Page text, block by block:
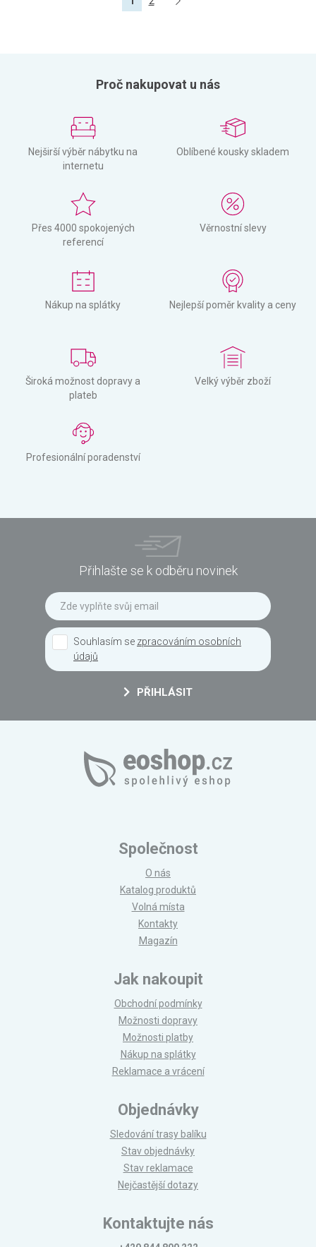
Proč nakupovat u nás
Nejširší výběr nábytku na
internetu
Oblíbené kousky skladem
Přes 4000 spokojených
referencí
Věrnostní slevy
Nákup na splátky Nejlepší poměr kvality a ceny
Široká možnost dopravy a
plateb
Velký výběr zboží
Profesionální poradenství
Přihlašte se k odběru novinek
Souhlasím se zpracováním osobních
údajů
PŘIHLÁSIT
Společnost
O nás
Katalog produktů
Volná místa
Kontakty
Magazín
Jak nakoupit
Obchodní podmínky
Možnosti dopravy
Možnosti platby
Nákup na splátky
Reklamace a vrácení
Objednávky
Sledování trasy balíku
Stav objednávky
Stav reklamace
Nejčastější dotazy
Kontaktujte nás